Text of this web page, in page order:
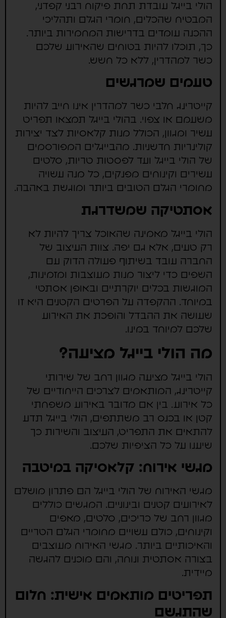
הולי בייגל עובדת תחת פיקוח רבני קפדני,
המבטיח שהכלים, חומרי הגלם ותהליכי
ההכנה עומדים בדרישות המחמירות ביותר.
כך, תוכלו להיות בטוחים שהאירוע שלכם
כשר למהדרין, ללא כל חשש.
טעמים שמרגשים
קייטרינג חלבי כשר למהדרין אינו חייב להיות
משעמם או צפוי. בהולי בייגל תמצאו תפריט
עשיר ומגוון, הכולל מנות קלאסיות לצד יצירות
קולינריות חדשניות. מהבייגלים המפורסמים
של הולי בייגל ועד לפסטות טריות, סלטים
עשירים וקינוחים מפנקים, כל מנה עשויה
מחומרי הגלם הטובים ביותר ומוגשת באהבה.
אסתטיקה שמשדרגת
הולי בייגל מאמינה שהאוכל צריך להיות לא
רק טעים, אלא גם יפה. צוות העיצוב של
החברה עובד בשיתוף פעולה הדוק עם
השפים כדי ליצור מנות מעוצבות ומזמינות,
המוגשות בכלים יוקרתיים ובאופן אסתטי
במיוחד. ההקפדה על הפרטים הקטנים היא זו
שעושה את ההבדל והופכת את האירוע
שלכם למיוחד במינו.
מה הולי בייגל מציעה?
הולי בייגל מציעה מגוון רחב של שירותי
קייטרינג, המותאמים לצרכים הייחודיים של
כל אירוע. בין אם מדובר באירוע משפחתי
קטן או בכנס רב משתתפים, הולי בייגל תדע
להתאים את התפריט, העיצוב והשירות כך
שיענו על כל הציפיות שלכם.
מגשי אירוח: קלאסיקה במיטבה
מגשי האירוח של הולי בייגל הם פתרון מושלם
לאירועים קטנים ובינוניים. המגשים כוללים
מגוון רחב של כריכים, סלטים, מאפים
וקינוחים, כולם עשויים מחומרי הגלם הטריים
והאיכותיים ביותר. מגשי האירוח מעוצבים
בצורה אסתטית ונוחה, והם מוכנים להגשה
מיידית.
תפריטים מותאמים אישית: חלום
שהתגשם